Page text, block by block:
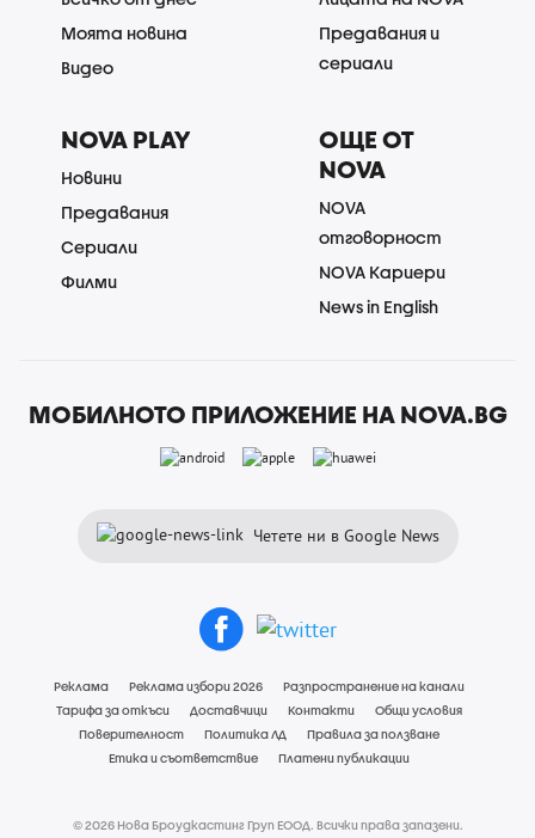
Моята новина
Видео
Предавания и
сериали
NOVA PLAY
Новини
Предавания
Сериали
Филми
ОЩЕ ОТ
NOVA
NOVA
отговорност
NOVA Кариери
News in English
МОБИЛНОТО ПРИЛОЖЕНИЕ НА NOVA.BG
Четете ни в Google News
Реклама Реклама избори 2026
Разпространение на канали
Тарифа за откъси
Доставчици Контакти
Общи условия
Поверителност
Политика ЛД
Правила за ползване
Етика и съответствие
Платени публикации
© 2026 Нова Броудкастинг Груп ЕООД. Всички права запазени.